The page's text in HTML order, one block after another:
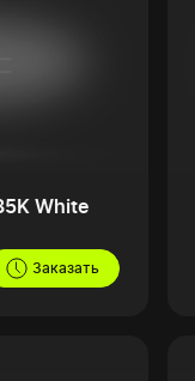
White
Заказать